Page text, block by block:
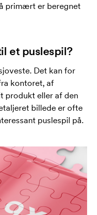
primært er beregnet
et puslespil?
Det kan for
kontoret, af
produkt eller af den
billede er ofte
puslespil på.